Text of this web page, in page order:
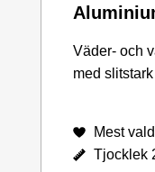
Väder- och
med
Mest
Tjocklek